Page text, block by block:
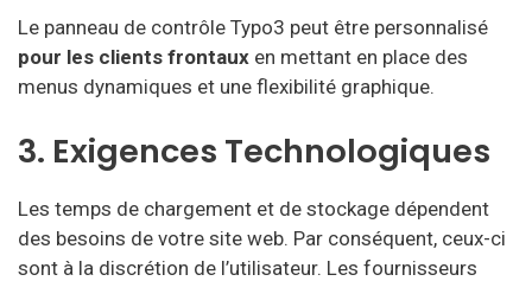
Le panneau de contrôle Typo3 peut être personnalisé
pour les clients frontaux en mettant en place des
menus dynamiques et une flexibilité graphique.
3. Exigences Technologiques
Les temps de chargement et de stockage dépendent
des besoins de votre site web. Par conséquent, ceux-ci
sont à la discrétion de l’utilisateur. Les fournisseurs